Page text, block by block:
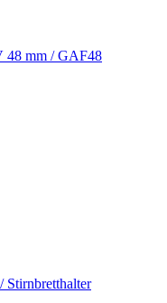
48 mm / GAF48
Stirnbretthalter